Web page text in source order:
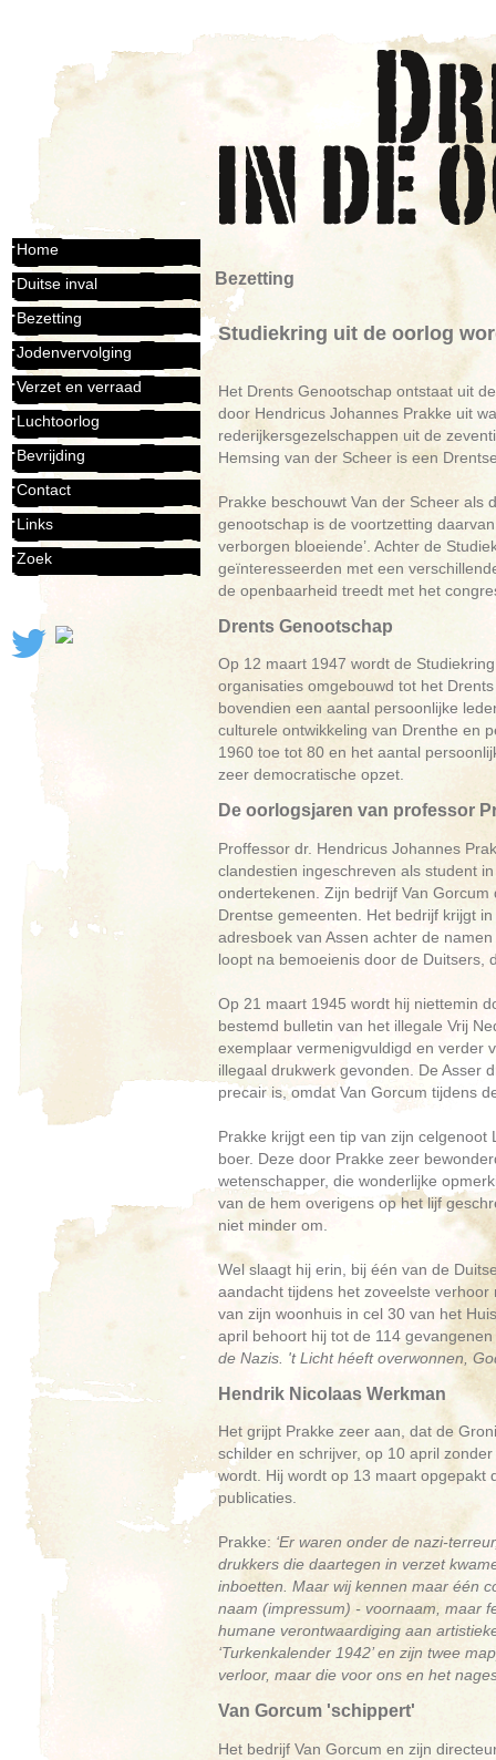
Home
Duitse inval
Bezetting
Jodenvervolging
Verzet en verraad
Luchtoorlog
Bevrijding
Contact
Links
Zoek
Bezetting
Studiekring uit de oorlog
Het Drents Genootschap ontstaat uit
door Hendricus Johannes Prakke uit
rederijkersgezelschappen uit de
Hemsing van der Scheer is een
Prakke beschouwt Van der Scheer als
genootschap is de voortzetting
verborgen bloeiende’. Achter de
geïnteresseerden met een
de openbaarheid treedt met het
Drents Genootschap
Op 12 maart 1947 wordt de
organisaties omgebouwd tot het
bovendien een aantal persoonlijke
culturele ontwikkeling van Drenthe en
1960 toe tot 80 en het aantal
zeer democratische opzet.
De oorlogsjaren van professor
Proffessor dr. Hendricus Johannes
clandestien ingeschreven als student
ondertekenen. Zijn bedrijf Van
Drentse gemeenten. Het bedrijf krijgt
adresboek van Assen achter de
loopt na bemoeienis door de Duitsers,
Op 21 maart 1945 wordt hij niettemin
bestemd bulletin van het illegale Vrij
exemplaar vermenigvuldigd en verder
illegaal drukwerk gevonden. De Asser
precair is, omdat Van Gorcum tijdens
Prakke krijgt een tip van zijn celgenoot
boer. Deze door Prakke zeer
wetenschapper, die wonderlijke
van de hem overigens op het lijf
niet minder om.
Wel slaagt hij erin, bij één van de
aandacht tijdens het zoveelste
van zijn woonhuis in cel 30 van het
april behoort hij tot de 114
de Nazis. 't Licht héeft overwonnen,
Hendrik Nicolaas Werkman
Het grijpt Prakke zeer aan, dat de
schilder en schrijver, op 10 april
wordt. Hij wordt op 13 maart opgepakt
publicaties.
Prakke: ‘Er waren onder de nazi-
drukkers die daartegen in verzet
inboetten. Maar wij kennen maar één
naam (impressum) - voornaam, maar
humane verontwaardiging aan
‘Turkenkalender 1942’ en zijn twee
verloor, maar die voor ons en het
Van Gorcum 'schippert'
Het bedrijf Van Gorcum en zijn